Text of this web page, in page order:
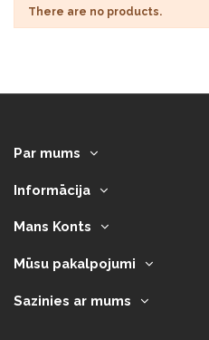
There are no products.
Par mums
Informācija
Mans Konts
Mūsu pakalpojumi
Sazinies ar mums